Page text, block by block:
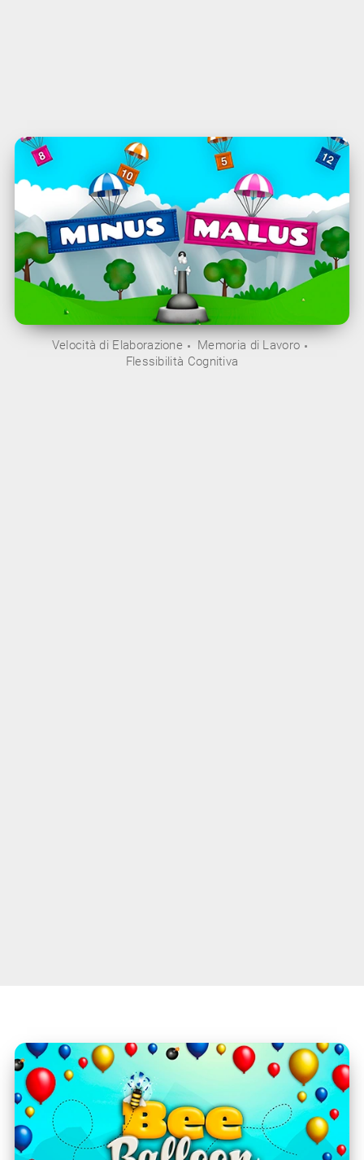
Velocità di Elaborazione
Memoria di Lavoro
Flessibilità Cognitiva